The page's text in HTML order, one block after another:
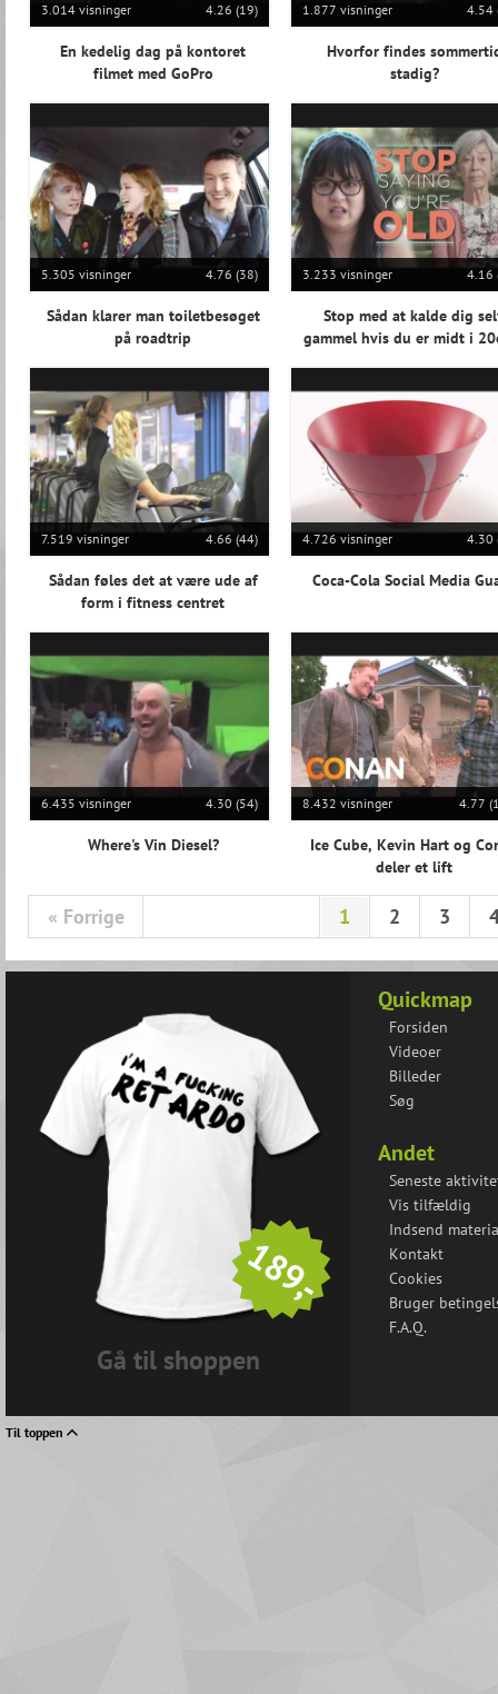
3.014 visninger 4.26 (19)
En kedelig dag på kontoret
filmet med GoPro
1.877 visninger 4.54
Hvorfor findes
stadig?
5.305 visninger 4.76 (38)
Sådan klarer man toiletbesøget
på roadtrip
3.233 visninger 4.16
Stop med at kalde dig
gammel hvis du er midt i
7.519 visninger 4.66 (44)
Sådan føles det at være ude af
form i fitness centret
4.726 visninger 4.30
Coca-Cola Social Media
6.435 visninger 4.30 (54)
Where's Vin Diesel?
8.432 visninger 4.77
Ice Cube, Kevin Hart og
deler et lift
« Forrige 1 2 3
189,-
Gå til shoppen
Quickmap
Forsiden
Videoer
Billeder
Søg
Andet
Seneste
Vis tilfældig
Indsend
Kontakt
Cookies
Bruger
F.A.Q.
Til toppen